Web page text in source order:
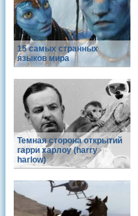
15 самых странных
языков мира
Темная сторона открытий
гарри харлоу (harry
harlow)